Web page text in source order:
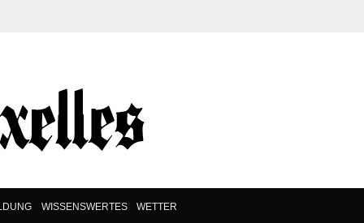
WISSENSWERTES WETTER